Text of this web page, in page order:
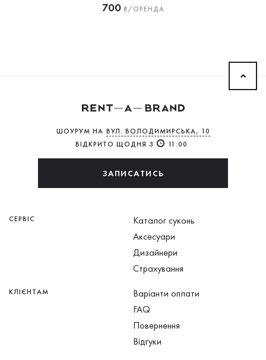
700₴/ОРЕНДА
ШОУРУМ НА ВУЛ. ВОЛОДИМИРСЬКА, 10
ВІДКРИТО ЩОДНЯ З
11:00
ЗАПИСАТИСЬ
СЕРВІС
Каталог суконь
Аксесуари
Дизайнери
Страхування
КЛІЄНТАМ
Варіанти оплати
FAQ
Повернення
Відгуки